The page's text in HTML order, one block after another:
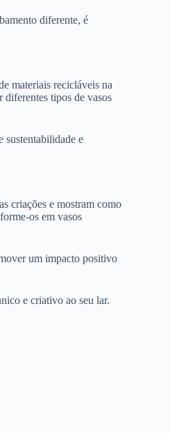
diferente, é
materiais recicláveis na
diferentes tipos de vasos
sustentabilidade e
criações e mostram como
os em vasos
um impacto positivo
e criativo ao seu lar.